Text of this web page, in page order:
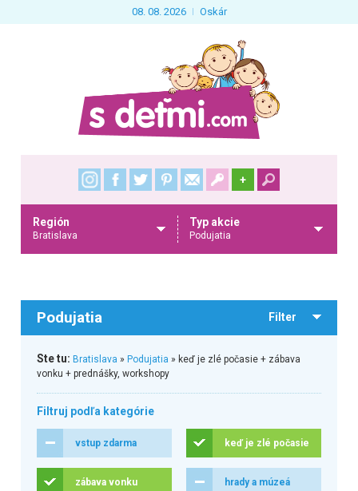
08. 08. 2026 Oskár
+
Región
Bratislava
Typ akcie
Podujatia
Podujatia Filter
Ste tu: Bratislava » Podujatia » keď je zlé počasie + zábava
vonku + prednášky, workshopy
Filtruj podľa kategórie
vstup zdarma keď je zlé počasie
zábava vonku hrady a múzeá